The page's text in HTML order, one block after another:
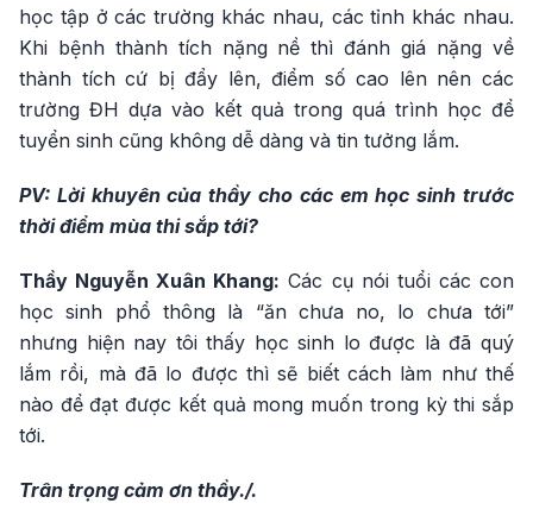
học tập ở các trường khác nhau, các tỉnh khác nhau.
Khi bệnh thành tích nặng nề thì đánh giá nặng về
thành tích cứ bị đẩy lên, điểm số cao lên nên các
trường ĐH dựa vào kết quả trong quá trình học để
tuyển sinh cũng không dễ dàng và tin tưởng lắm.
PV: Lời khuyên của thầy cho các em học sinh trước
thời điểm mùa thi sắp tới?
Thầy Nguyễn Xuân Khang: Các cụ nói tuổi các con
học sinh phổ thông là “ăn chưa no, lo chưa tới”
nhưng hiện nay tôi thấy học sinh lo được là đã quý
lắm rồi, mà đã lo được thì sẽ biết cách làm như thế
nào để đạt được kết quả mong muốn trong kỳ thi sắp
tới.
Trân trọng cảm ơn thầy./.